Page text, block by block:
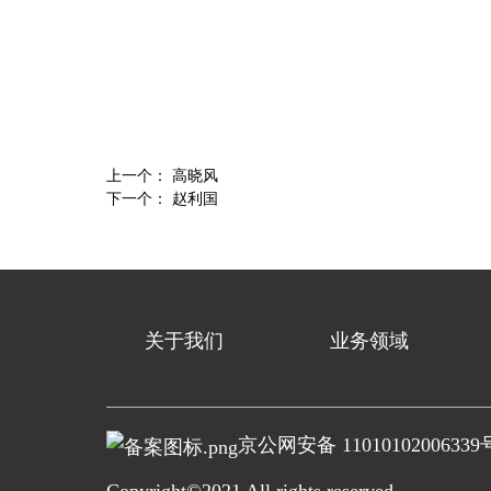
上一个： 高晓风
下一个： 赵利国
关于我们 业务领域
京公网安备 11010102006339